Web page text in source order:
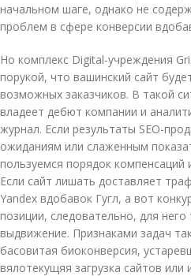
начальном шаге, однако не
проблем в сфере конверсии
Но комплекс Digital-учреждения
порукой, что вашинский сайт
возможных заказчиков. В такой
владеет дебют компании и
журнал. Если результаты SEO-
ожиданиям или слаженным
пользуемся порядок компенсаций
Если сайт лишать доставляет
Yandex вдобавок Гугл, а вот
позиции, следовательно, для
выдвижение. Признаками задач
басовитая биоконверсия,
вялотекущяя загрузка сайтов